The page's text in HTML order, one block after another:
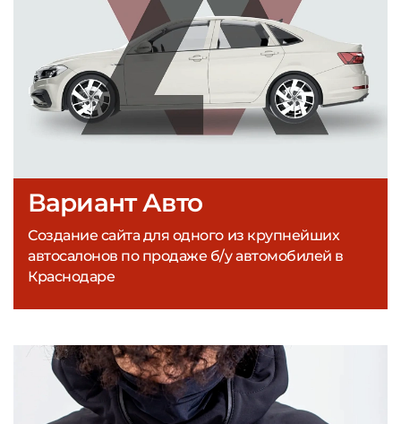
Вариант Авто
Создание сайта для одного из крупнейших
автосалонов по продаже б/у автомобилей в
Краснодаре